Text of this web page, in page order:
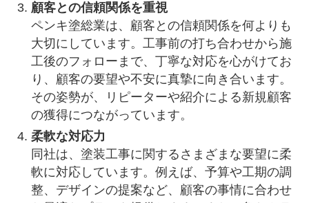
顧客との信頼関係を重視
ペンキ塗総業は、顧客との信頼関係を何よりも
大切にしています。工事前の打ち合わせから施
工後のフォローまで、丁寧な対応を心がけてお
り、顧客の要望や不安に真摯に向き合います。
その姿勢が、リピーターや紹介による新規顧客
の獲得につながっています。
柔軟な対応力
同社は、塗装工事に関するさまざまな要望に柔
軟に対応しています。例えば、予算や工期の調
整、デザインの提案など、顧客の事情に合わせ